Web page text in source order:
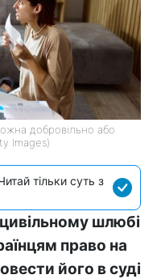
добровільно або
Images)
тільки суть з
шлюбі
право на
його в суді